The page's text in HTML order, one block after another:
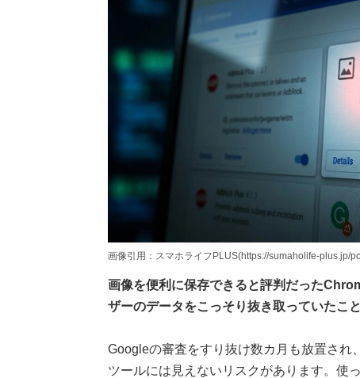
画像引用：スマホライフPLUS(https://sumaholife-plus.jp/
画像を便利に保存できると評判だった
ザーのデータをこっそり抜き取っていたこ
Googleの審査をすり抜け数カ月も放置され
ツールには見えないリスクがあります。使